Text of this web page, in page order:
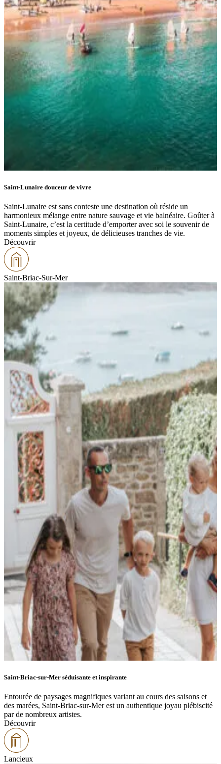
Saint-Lunaire douceur de vivre
Saint-Lunaire est sans conteste une destination où réside un
harmonieux mélange entre nature sauvage et vie balnéaire. Goûter à
Saint-Lunaire, c’est la certitude d’emporter avec soi le souvenir de
moments simples et joyeux, de délicieuses tranches de vie.
Découvrir
Saint-Briac-Sur-Mer
Saint-Briac-sur-Mer séduisante et inspirante
Entourée de paysages magnifiques variant au cours des saisons et
des marées, Saint-Briac-sur-Mer est un authentique joyau plébiscité
par de nombreux artistes.
Découvrir
Lancieux